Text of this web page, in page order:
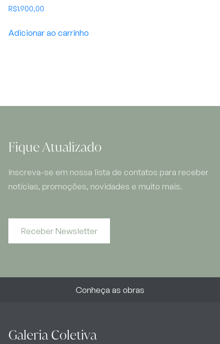
R$1.900,00
Adicionar ao carrinho
Fique Atualizado
Inscreva-se em nossa lista de contatos para receber
notícias, promoções, novidades e muito mais.
Receber Newsletter
Conheça as obras
Galeria Coletiva